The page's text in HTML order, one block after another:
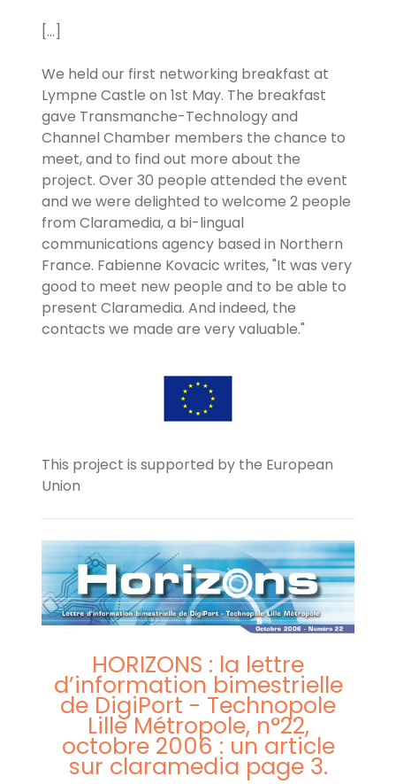
[...]
We held our first networking breakfast at
Lympne Castle on 1st May. The breakfast
gave Transmanche-Technology and
Channel Chamber members the chance to
meet, and to find out more about the
project. Over 30 people attended the event
and we were delighted to welcome 2 people
from Claramedia, a bi-lingual
communications agency based in Northern
France. Fabienne Kovacic writes, "It was very
good to meet new people and to be able to
present Claramedia. And indeed, the
contacts we made are very valuable."
This project is supported by the European
Union
HORIZONS : la lettre
d’information bimestrielle
de DigiPort - Technopole
Lille Métropole, n°22,
octobre 2006 : un article
sur claramedia page 3.